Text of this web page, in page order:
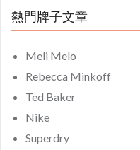
熱門牌子文章
Meli Melo
Rebecca Minkoff
Ted Baker
Nike
Superdry